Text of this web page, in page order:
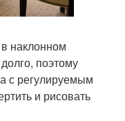
наклонном
поэтому
с регулируемым
и рисовать